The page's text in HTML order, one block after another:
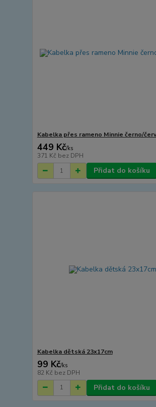
Kabelka přes rameno Minnie černo/
449 Kč/ks
371 Kč bez DPH
Přidat do košíku
Kabelka dětská 23x17cm
99 Kč/ks
82 Kč bez DPH
Přidat do košíku